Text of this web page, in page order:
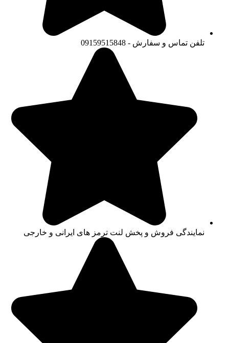
تلفن تماس و سفارش - 09159515848
نمایندگی فروش و پخش لنت ترمز های ایرانی و خارجی